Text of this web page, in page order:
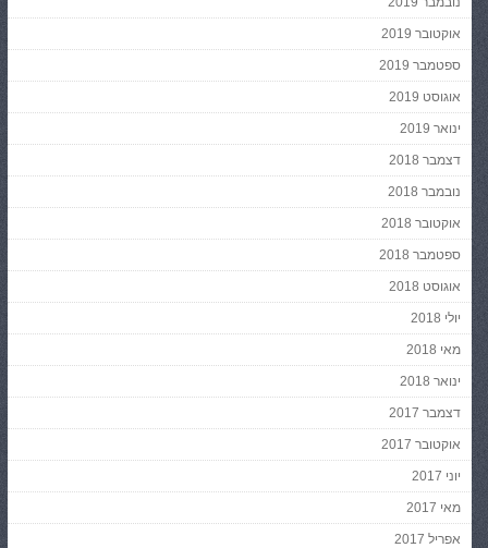
אוקטובר 2019
ספטמבר 2019
אוגוסט 2019
ינואר 2019
דצמבר 2018
נובמבר 2018
אוקטובר 2018
ספטמבר 2018
אוגוסט 2018
יולי 2018
מאי 2018
ינואר 2018
דצמבר 2017
אוקטובר 2017
יוני 2017
מאי 2017
אפריל 2017